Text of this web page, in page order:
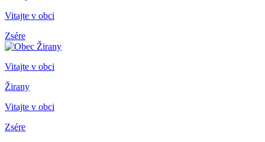
Vitajte v obci
Zsére
Vitajte v obci
Žirany
Vitajte v obci
Zsére